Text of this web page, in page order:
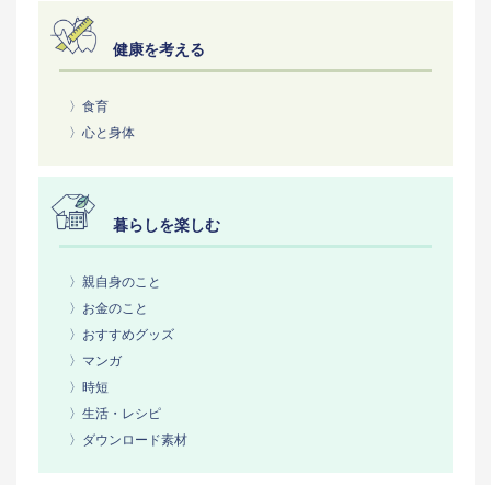
健康を考える
〉食育
〉心と身体
暮らしを楽しむ
〉親自身のこと
〉お金のこと
〉おすすめグッズ
〉マンガ
〉時短
〉生活・レシピ
〉ダウンロード素材